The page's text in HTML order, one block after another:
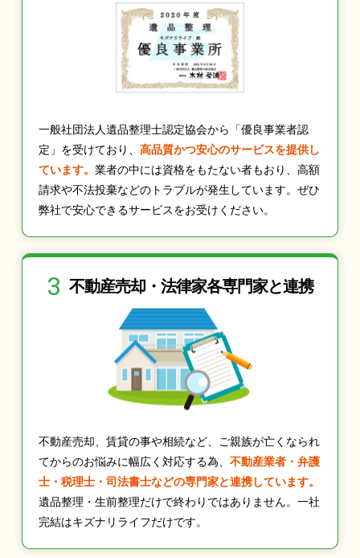
一般社団法人遺品整理士認定協会から「優良事業者認
定」を受けており、 高品質かつ安心のサービスを提供し
ています。 業者の中には資格をもたない者もおり、高額
請求や不法投棄などのトラブルが発生しています。ぜひ
弊社で安心できるサービスをお受けください。
3 不動産売却・法律家各専門家と連携
不動産売却、賃貸の事や相続など、ご親族が亡くなられ
てからのお悩みに幅広く対応する為、 不動産業者・弁護
士・税理士・司法書士などの専門家と連携しています。
遺品整理・生前整理だけで終わりではありません。一社
完結はキズナリライフだけです。